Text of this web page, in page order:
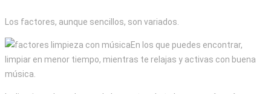
Los factores, aunque sencillos, son variados.
En los que puedes encontrar,
limpiar en menor tiempo, mientras te relajas y activas con buena
música.